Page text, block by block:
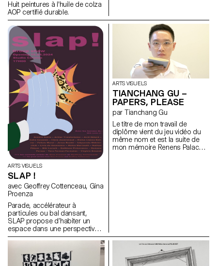
Huit peintures à l'huile de colza
AOP certifié durable.
ARTS VISUELS
SLAP !
avec Geoffrey Cottenceau, Gina
Proenza
Parade, accélérateur à
particules ou bal dansant,
SLAP propose d’habiter un
espace dans une perspective
gravitationnelle. Les oeuvres,
frontière entre deux et trois
dimensions, sont soumises
ARTS VISUELS
TIANCHANG GU –
PAPERS, PLEASE
par Tianchang Gu
Le titre de mon travail de
diplôme vient du jeu vidéo du
même nom et est la suite de
mon mémoire Renens Palace,
deviennent une chorégraphie.
Les documents officiels
deviennent poèmes. Les motifs
administratifs, symboles de